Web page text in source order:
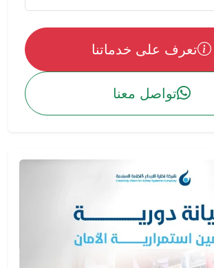
تعرف على خدماتنا
تواصل معنا